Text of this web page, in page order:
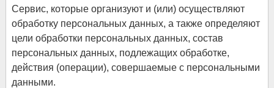
Сервис, которые организуют и (или) осуществляют
обработку персональных данных, а также определяют
цели обработки персональных данных, состав
персональных данных, подлежащих обработке,
действия (операции), совершаемые с персональными
данными.